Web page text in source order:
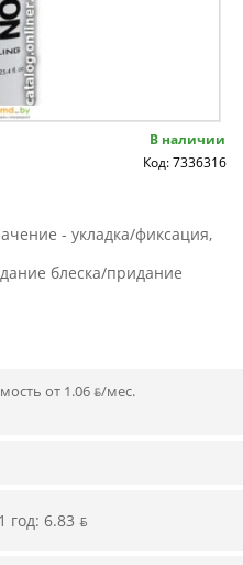
В наличии
Код: 7336316
- укладка/фиксация,
блеска/придание
от 1.06 ƃ/мec.
год: 6.83 ƃ